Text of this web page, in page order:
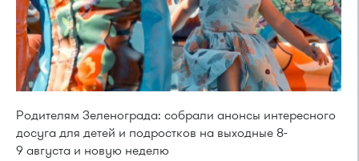
Родителям Зеленограда: собрали анонсы интересного
досуга для детей и подростков на выходные 8-
9 августа и новую неделю